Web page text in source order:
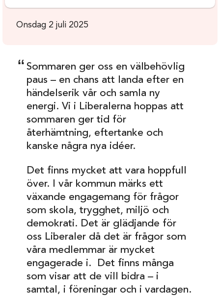
Onsdag 2 juli 2025
Sommaren ger oss en välbehövlig
paus – en chans att landa efter en
händelserik vår och samla ny
energi. Vi i Liberalerna hoppas att
sommaren ger tid för
återhämtning, eftertanke och
kanske några nya idéer.
Det finns mycket att vara hoppfull
över. I vår kommun märks ett
växande engagemang för frågor
som skola, trygghet, miljö och
demokrati. Det är glädjande för
oss Liberaler då det är frågor som
våra medlemmar är mycket
engagerade i. Det finns många
som visar att de vill bidra – i
samtal, i föreningar och i vardagen.